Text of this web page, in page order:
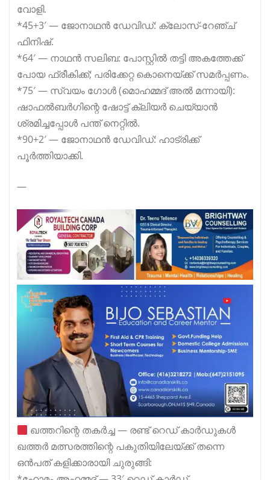
വോളി.
*45+3′ — ജോനാഥൻ ഡേവിഡ്: ക്ലോസ്-റേഞ്ച്
ഫിനിഷ്.
*64′ — നാഥൻ സലിബ: പോസ്റ്റിൽ തട്ടി അകത്തേക്ക്
പോയ ഫ്രീകിക്ക്; പരിക്കേറ്റ കൊനെയ്ക്ക് സമർപ്പണം.
*75′ — സ്വയം ഗോൾ (മൊഹമ്മദ് അൽ മന്നായി):
ഷാഫൽബർഗിന്റെ ഷോട്ട് ക്ലിയർ ചെയ്യാൻ
ശ്രമിച്ചപ്പോൾ പന്ത് നെറ്റിൽ.
*90+2′ — ജോനാഥൻ ഡേവിഡ്: ഹാട്രിക്ക്
പൂർത്തിയാക്കി.
—
ഖത്തറിന്റെ തകർച്ച — രണ്ട് റെഡ് കാർഡുകൾ
ഖത്തർ മത്സരത്തിന്റെ പകുതിയിലേയ്ക്ക് തന്നെ
ഒൻപത് കളിക്കാരായി ചുരുങ്ങി: